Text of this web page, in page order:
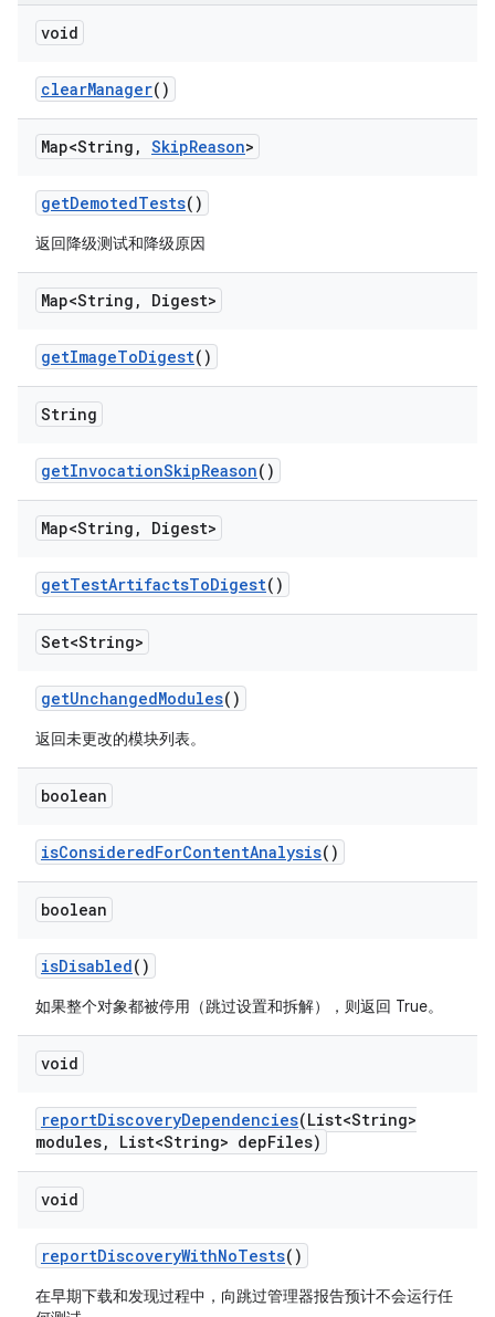
void
clearManager()
Map<String , SkipReason>
getDemotedTests()
返回降级测试和降级原因
Map<String , Digest>
getImageToDigest()
String
getInvocationSkipReason()
Map<String , Digest>
getTestArtifactsToDigest()
Set<String>
getUnchangedModules()
返回未更改的模块列表。
boolean
isConsideredForContentAnalysis()
boolean
isDisabled()
如果整个对象都被停用（跳过设置和拆解），则返回 True。
void
reportDiscoveryDependencies(List<String>
modules, List<String> depFiles)
void
reportDiscoveryWithNoTests()
在早期下载和发现过程中，向跳过管理器报告预计不会运行任